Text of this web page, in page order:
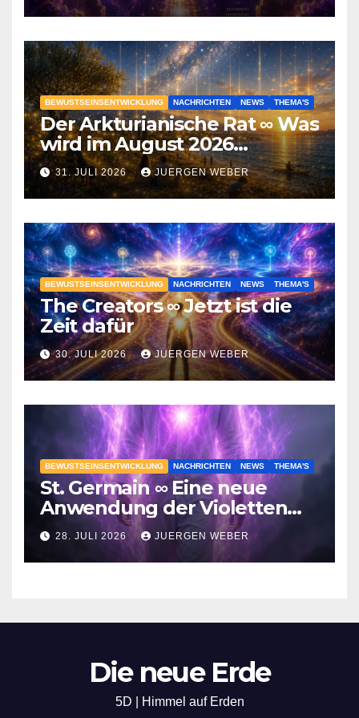
BEWUSTSEINSENTWICKLUNG NACHRICHTEN NEWS THEMA'S
Der Arkturianische Rat ∞ Was
wird im August 2026
geschehen?
31. JULI 2026 JUERGEN WEBER
BEWUSTSEINSENTWICKLUNG NACHRICHTEN NEWS THEMA'S
The Creators ∞ Jetzt ist die
Zeit dafür
30. JULI 2026 JUERGEN WEBER
BEWUSTSEINSENTWICKLUNG NACHRICHTEN NEWS THEMA'S
St. Germain ∞ Eine neue
Anwendung der Violetten
Flamme
28. JULI 2026 JUERGEN WEBER
Die neue Erde
5D | Himmel auf Erden